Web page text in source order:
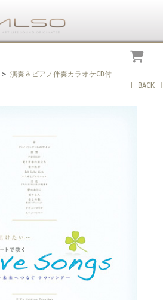
> 演奏＆ピアノ伴奏カラオケCD付
[ BACK ]